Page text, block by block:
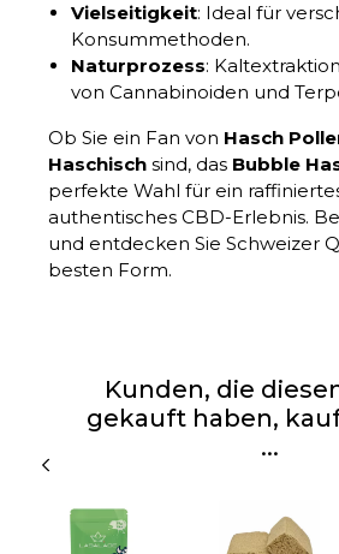
Vielseitigkeit: Ideal für
Konsummethoden.
Naturprozess:
von Cannabinoiden und
Ob Sie ein Fan von Hasch
Haschisch sind, das Bubble
perfekte Wahl für ein
authentisches CBD-Erlebnis.
und entdecken Sie Schweizer
besten Form.
Kunden, die
gekauft haben,
...